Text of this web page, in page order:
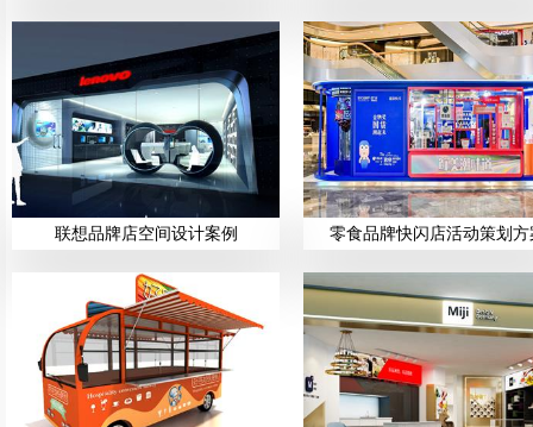
联想品牌店空间设计案例 零食品牌快闪店活动策划方